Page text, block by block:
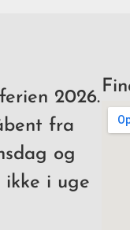
2026.
fra
og
ikke i uge